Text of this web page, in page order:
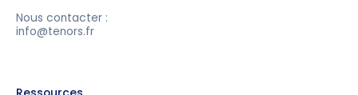
Nous contacter :
info@tenors.fr